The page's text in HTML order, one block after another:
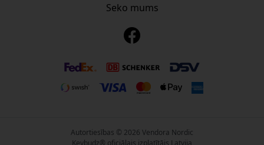
www.myfirst.se
Seko mums
Autortiesības © 2026 Vendora Nordic
Keybudz® oficiālais izplatītājs Latvija